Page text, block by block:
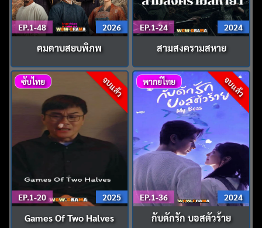
EP.1-48 2026
คมดาบสยบพิภพ
EP.1-24 2024
สามสงครามสหาย
จบแล้ว
ซับไทย
EP.1-20 2025
Games Of Two Halves
จบแล้ว
พากย์ไทย
EP.1-36 2024
กับดักรัก บอสตัวร้าย